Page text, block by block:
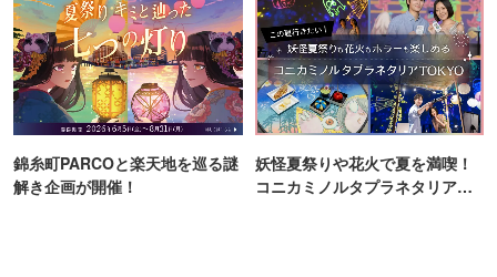
錦糸町PARCOと楽天地を巡る謎
解き企画が開催！
妖怪夏祭りや花火で夏を満喫！
コニカミノルタプラネタリア